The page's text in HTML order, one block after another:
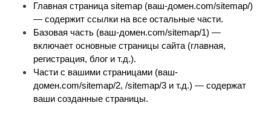
Главная страница sitemap (ваш-домен.com/sitemap/)
— содержит ссылки на все остальные части.
Базовая часть (ваш-домен.com/sitemap/1) —
включает основные страницы сайта (главная,
регистрация, блог и т.д.).
Части с вашими страницами (ваш-
домен.com/sitemap/2, /sitemap/3 и т.д.) — содержат
ваши созданные страницы.